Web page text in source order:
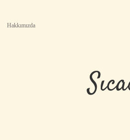
Hakkımızda